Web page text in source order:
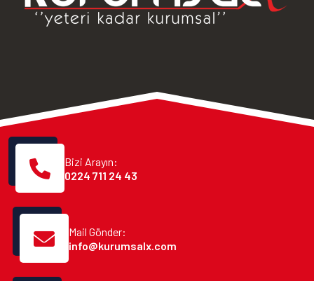
Bizi Arayın:
0224 711 24 43
Mail Gönder:
info@kurumsalx.com